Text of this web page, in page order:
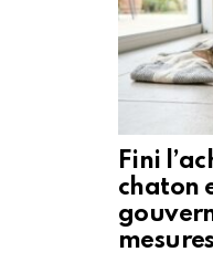
Fini
chaton